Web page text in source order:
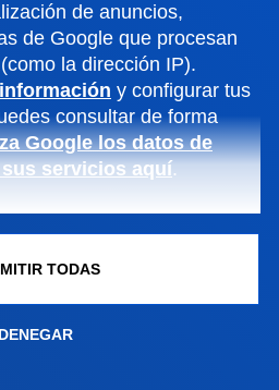
de anuncios,
de Google que procesan
la dirección IP).
y configurar tus
consultar de forma
Google los datos de
servicios aquí.
TODAS
DENEGAR